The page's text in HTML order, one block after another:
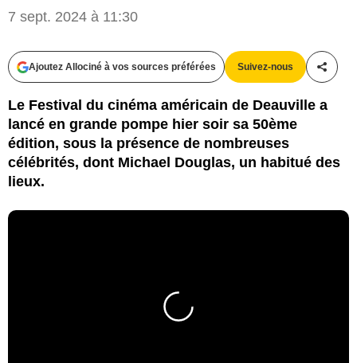
7 sept. 2024 à 11:30
Ajoutez Allociné à vos sources préférées Suivez-nous
Le Festival du cinéma américain de Deauville a
lancé en grande pompe hier soir sa 50ème
édition, sous la présence de nombreuses
célébrités, dont Michael Douglas, un habitué des
lieux.